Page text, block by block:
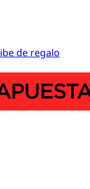
de regalo